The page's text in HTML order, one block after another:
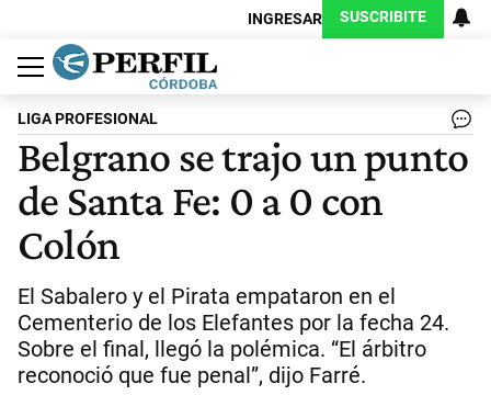
INGRESAR SUSCRIBITE
Política
Economía
Judiciales
Sociedad
Cultura
Espectáculos
Deportes
Protagonistas
LIGA PROFESIONAL
Belgrano se trajo un punto
de Santa Fe: 0 a 0 con
Colón
El Sabalero y el Pirata empataron en el
Cementerio de los Elefantes por la fecha 24.
Sobre el final, llegó la polémica. “El árbitro
reconoció que fue penal”, dijo Farré.